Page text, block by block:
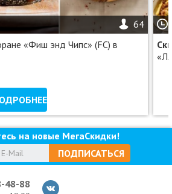
64
«Фиш энд Чипс» (FC) в
на новые МегаСкидки!
ПОДПИСАТЬСЯ
48-88